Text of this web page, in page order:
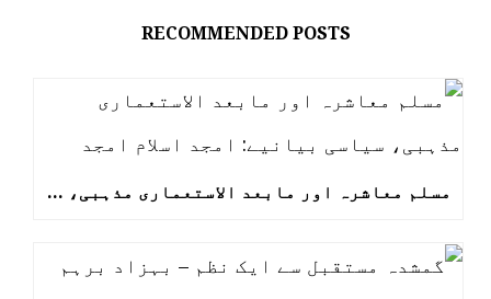
RECOMMENDED POSTS
مسلم معاشرہ اور مابعد الاستعماری مذہبی، سیاسی بیانیے: امجد اسلام امجد